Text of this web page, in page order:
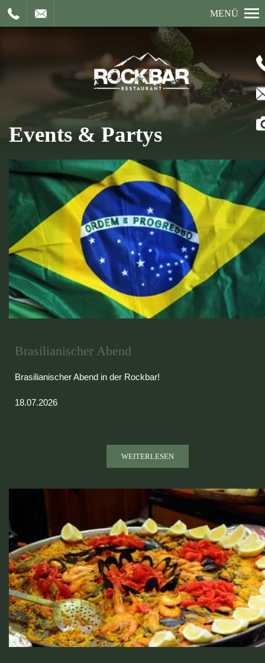
MENÜ
Events & Partys
Brasilianischer Abend
Brasilianischer Abend in der Rockbar!
18.07.2026
WEITERLESEN